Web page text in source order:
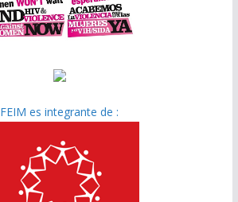
FEIM es integrante de :